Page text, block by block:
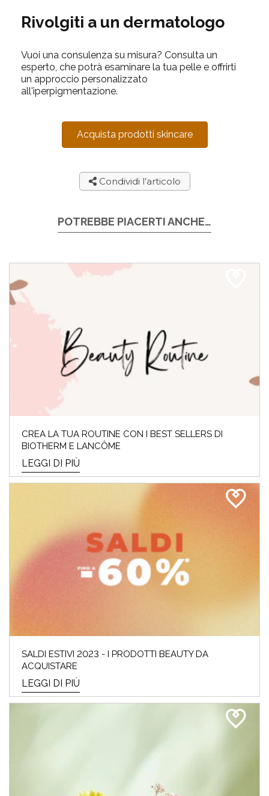
Rivolgiti a un dermatologo
Vuoi una consulenza su misura? Consulta un
esperto, che potrà esaminare la tua pelle e offrirti
un approccio personalizzato
all'iperpigmentazione.
Acquista prodotti skincare
Condividi l’articolo
POTREBBE PIACERTI ANCHE…
CREA LA TUA ROUTINE CON I BEST SELLERS DI
BIOTHERM E LANCÔME
LEGGI DI PIÙ
SALDI ESTIVI 2023 - I PRODOTTI BEAUTY DA
ACQUISTARE
LEGGI DI PIÙ